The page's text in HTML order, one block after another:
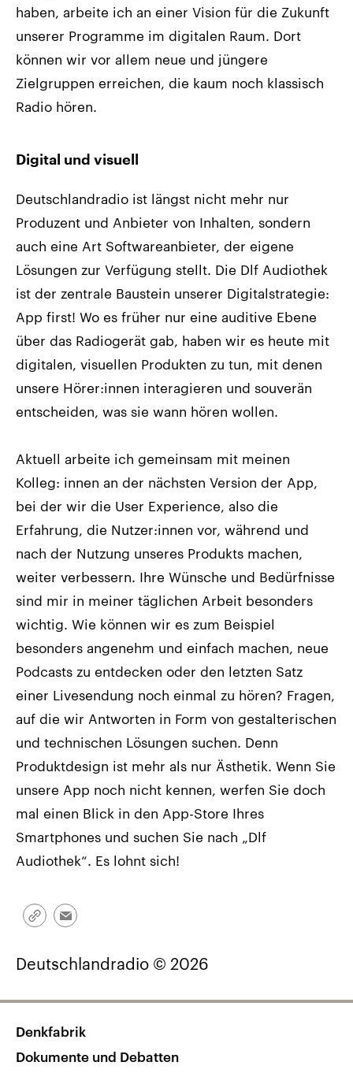
haben, arbeite ich an einer Vision für die Zukunft
unserer Programme im digitalen Raum. Dort
können wir vor allem neue und jüngere
Zielgruppen erreichen, die kaum noch klassisch
Radio hören.
Digital und visuell
Deutschlandradio ist längst nicht mehr nur
Produzent und Anbieter von Inhalten, sondern
auch eine Art Softwareanbieter, der eigene
Lösungen zur Verfügung stellt. Die Dlf Audiothek
ist der zentrale Baustein unserer Digitalstrategie:
App first! Wo es früher nur eine auditive Ebene
über das Radiogerät gab, haben wir es heute mit
digitalen, visuellen Produkten zu tun, mit denen
unsere Hörer:innen interagieren und souverän
entscheiden, was sie wann hören wollen.
Aktuell arbeite ich gemeinsam mit meinen
Kolleg: innen an der nächsten Version der App,
bei der wir die User Experience, also die
Erfahrung, die Nutzer:innen vor, während und
nach der Nutzung unseres Produkts machen,
weiter verbessern. Ihre Wünsche und Bedürfnisse
sind mir in meiner täglichen Arbeit besonders
wichtig. Wie können wir es zum Beispiel
besonders angenehm und einfach machen, neue
Podcasts zu entdecken oder den letzten Satz
einer Livesendung noch einmal zu hören? Fragen,
auf die wir Antworten in Form von gestalterischen
und technischen Lösungen suchen. Denn
Produktdesign ist mehr als nur Ästhetik. Wenn Sie
unsere App noch nicht kennen, werfen Sie doch
mal einen Blick in den App-Store Ihres
Smartphones und suchen Sie nach „Dlf
Audiothek“. Es lohnt sich!
Link
Email
Deutschlandradio © 2026
Denkfabrik
Dokumente und Debatten